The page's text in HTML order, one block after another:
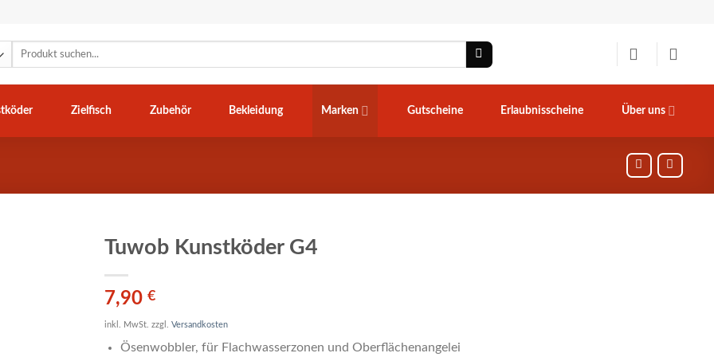
Suchen
Zielfisch Zubehör Bekleidung Marken Gutscheine Erlaubnisscheine Über uns
Tuwob Kunstköder G4
7,90 €
inkl. MwSt. zzgl. Versandkosten
Ösenwobbler, für Flachwasserzonen und Oberflächenangelei